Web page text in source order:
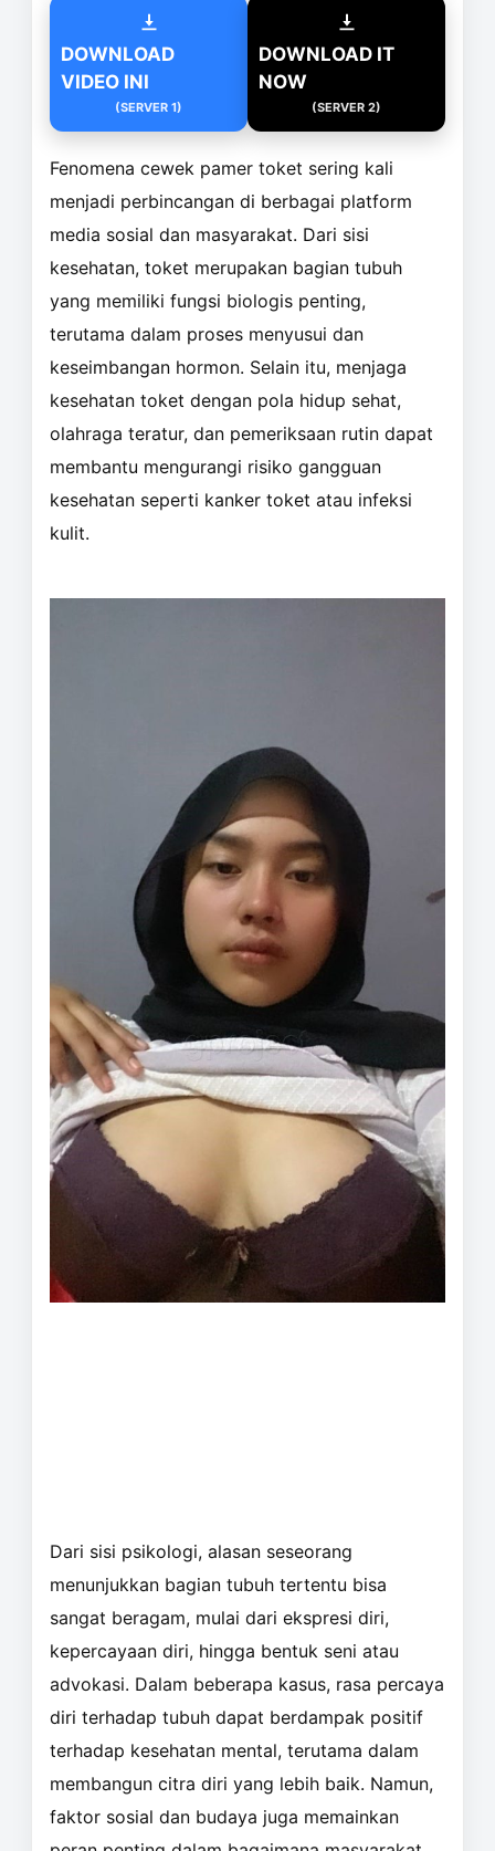
DOWNLOAD
VIDEO INI
(SERVER 1)
DOWNLOAD IT
NOW
(SERVER 2)
Fenomena cewek pamer toket sering kali
menjadi perbincangan di berbagai platform
media sosial dan masyarakat. Dari sisi
kesehatan, toket merupakan bagian tubuh
yang memiliki fungsi biologis penting,
terutama dalam proses menyusui dan
keseimbangan hormon. Selain itu, menjaga
kesehatan toket dengan pola hidup sehat,
olahraga teratur, dan pemeriksaan rutin dapat
membantu mengurangi risiko gangguan
kesehatan seperti kanker toket atau infeksi
kulit.
Dari sisi psikologi, alasan seseorang
menunjukkan bagian tubuh tertentu bisa
sangat beragam, mulai dari ekspresi diri,
kepercayaan diri, hingga bentuk seni atau
advokasi. Dalam beberapa kasus, rasa percaya
diri terhadap tubuh dapat berdampak positif
terhadap kesehatan mental, terutama dalam
membangun citra diri yang lebih baik. Namun,
faktor sosial dan budaya juga memainkan